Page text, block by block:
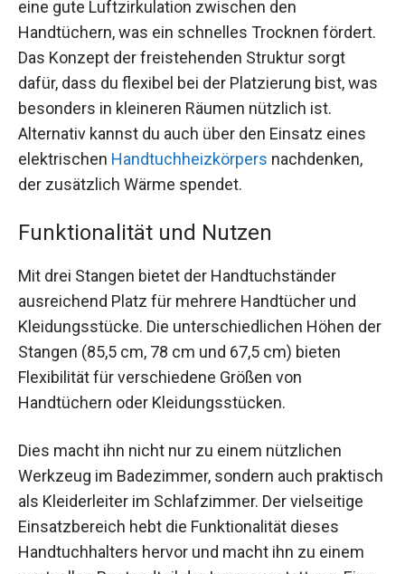
eine gute Luftzirkulation zwischen den
Handtüchern, was ein schnelles Trocknen fördert.
Das Konzept der freistehenden Struktur sorgt
dafür, dass du flexibel bei der Platzierung bist, was
besonders in kleineren Räumen nützlich ist.
Alternativ kannst du auch über den Einsatz eines
elektrischen Handtuchheizkörpers nachdenken,
der zusätzlich Wärme spendet.
Funktionalität und Nutzen
Mit drei Stangen bietet der Handtuchständer
ausreichend Platz für mehrere Handtücher und
Kleidungsstücke. Die unterschiedlichen Höhen der
Stangen (85,5 cm, 78 cm und 67,5 cm) bieten
Flexibilität für verschiedene Größen von
Handtüchern oder Kleidungsstücken.
Dies macht ihn nicht nur zu einem nützlichen
Werkzeug im Badezimmer, sondern auch praktisch
als Kleiderleiter im Schlafzimmer. Der vielseitige
Einsatzbereich hebt die Funktionalität dieses
Handtuchhalters hervor und macht ihn zu einem